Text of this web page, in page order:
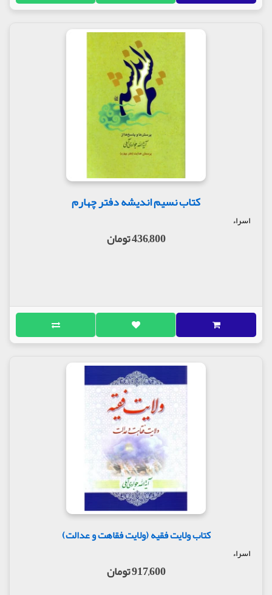
کتاب نسیم اندیشه دفتر چهارم
اسراء
436,800 تومان
کتاب ولایت فقیه (ولایت فقاهت و عدالت)
اسراء
917,600 تومان